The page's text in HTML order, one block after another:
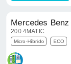
Mercedes
200 4MATIC
Micro-Híbrido ECO